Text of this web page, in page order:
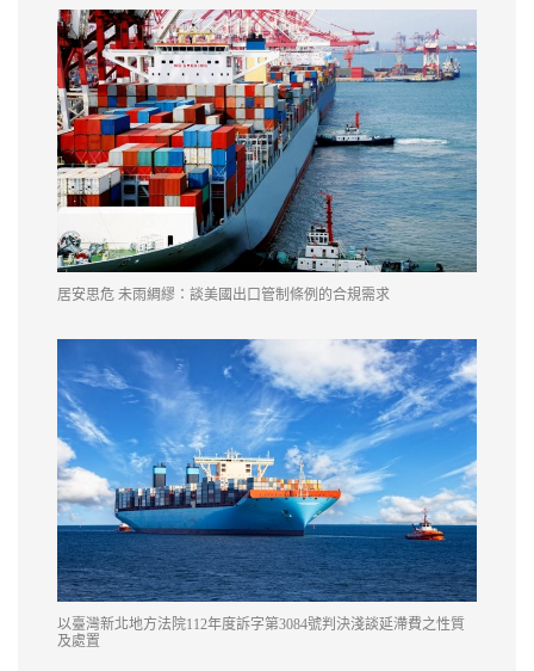
居安思危 未雨綢繆：談美國出口管制條例的合規需求
以臺灣新北地方法院112年度訴字第3084號判決淺談延滯費之性質
及處置